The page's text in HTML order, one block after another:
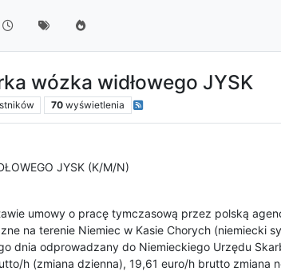
wózka widłowego JYSK
70 wyświetlenia
JYSK (K/M/N)
umowy o pracę tymczasową przez polską
na terenie Niemiec w Kasie Chorych (niemiecki
dnia odprowadzany do Niemieckiego Urzędu
h (zmiana dzienna), 19,61 euro/h brutto zmiana